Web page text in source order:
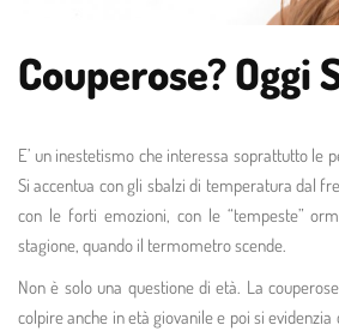
Couperose? Oggi
E’ un inestetismo che interessa soprattutto le
Si accentua con gli sbalzi di temperatura dal
con le forti emozioni, con le “tempeste”
stagione, quando il termometro scende.
Non è solo una questione di età. La
colpire anche in età giovanile e poi si